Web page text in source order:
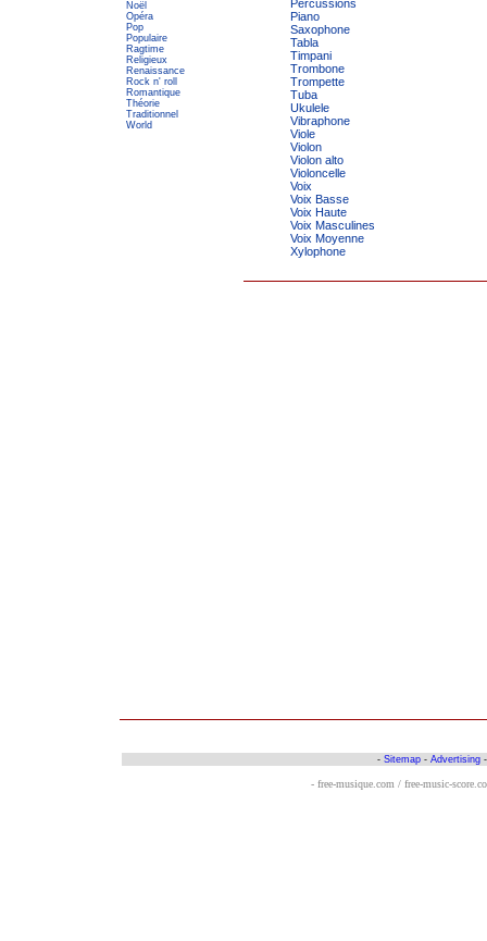
Noël
Opéra
Pop
Populaire
Ragtime
Religieux
Renaissance
Rock n' roll
Romantique
Théorie
Traditionnel
World
Percussions
Piano
Saxophone
Tabla
Timpani
Trombone
Trompette
Tuba
Ukulele
Vibraphone
Viole
Violon
Violon alto
Violoncelle
Voix
Voix Basse
Voix Haute
Voix Masculines
Voix Moyenne
Xylophone
- Sitemap - Advertising
- free-musique.com / free-music-